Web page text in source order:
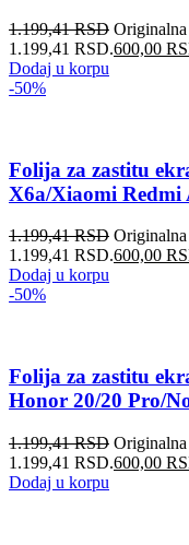
1.199,41RSD Originalna
1.199,41 RSD.600,00
Dodaj u korpu
-50%
Folija za zastitu
X6a/Xiaomi Redmi
1.199,41RSD Originalna
1.199,41 RSD.600,00
Dodaj u korpu
-50%
Folija za zastitu
Honor 20/20 Pro/
1.199,41RSD Originalna
1.199,41 RSD.600,00
Dodaj u korpu